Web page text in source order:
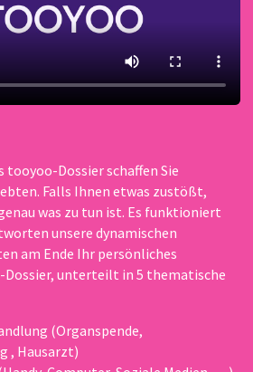
Dossier schaffen Sie
Falls Ihnen etwas zustößt,
was zu tun ist. Es funktioniert
unsere dynamischen
am Ende Ihr persönliches
unterteilt in 5 thematische
(Organspende,
, Hausarzt)